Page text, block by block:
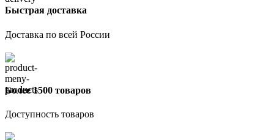
Быстрая доставка
Доставка по всей России
Более 1500 товаров
Доступность товаров